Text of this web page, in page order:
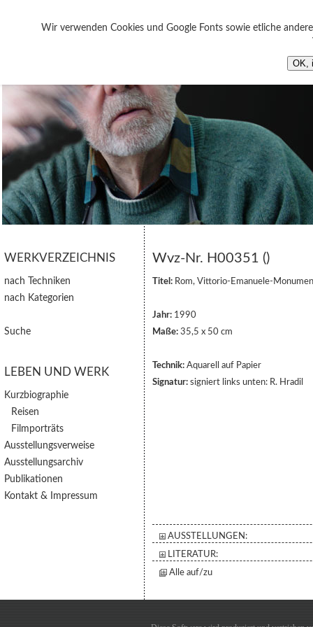
Wir verwenden Cookies und Google Fonts sowie etliche
OK,
WERKVERZEICHNIS
nach Techniken
nach Kategorien
Suche
LEBEN UND WERK
Kurzbiographie
Reisen
Filmporträts
Ausstellungsverweise
Ausstellungsarchiv
Publikationen
Kontakt & Impressum
Wvz-Nr. H00351 ()
Titel: Rom, Vittorio-Emanuele-
Jahr: 1990
Maße: 35,5 x 50 cm
Technik: Aquarell auf Papier
Signatur: signiert links unten: R. Hradil
AUSSTELLUNGEN:
LITERATUR:
Alle auf/zu